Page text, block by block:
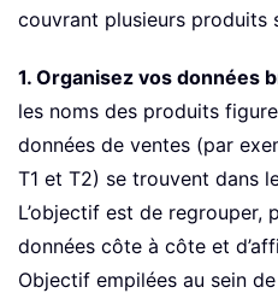
couvrant plusieurs produits
1. Organisez vos données
les noms des produits
données de ventes (par
T1 et T2) se trouvent dans
L’objectif est de regrouper,
données côte à côte et
Objectif empilées au sein